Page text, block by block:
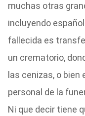
muchas otras
incluyendo
fallecida es
un crematorio,
las cenizas, o
personal de la
Ni que decir tiene